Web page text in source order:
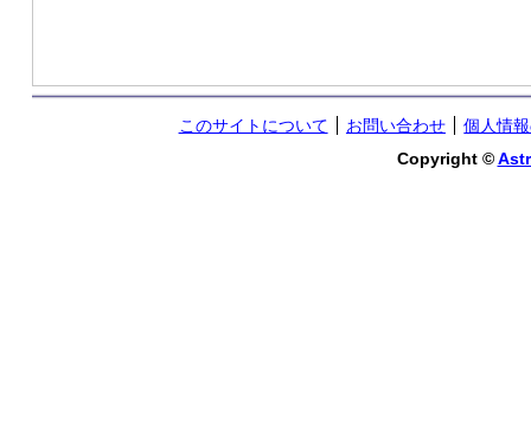
このサイトについて お問い合わせ
個人情
Copyright ©